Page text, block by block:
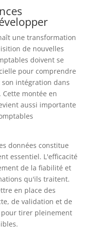
une transformation
de nouvelles
doivent se
pour comprendre
intégration dans
montée en
aussi importante
données constitue
essentiel. L'efficacité
de la fiabilité et
qu'ils traitent.
en place des
de validation et de
tirer pleinement